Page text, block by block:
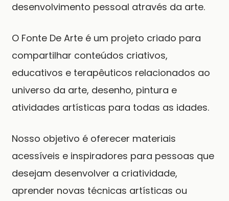
desenvolvimento pessoal através da arte.
O Fonte De Arte é um projeto criado para
compartilhar conteúdos criativos,
educativos e terapêuticos relacionados ao
universo da arte, desenho, pintura e
atividades artísticas para todas as idades.
Nosso objetivo é oferecer materiais
acessíveis e inspiradores para pessoas que
desejam desenvolver a criatividade,
aprender novas técnicas artísticas ou